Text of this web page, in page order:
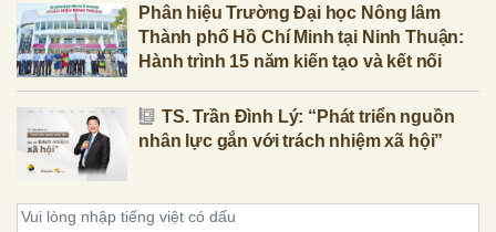
Phân hiệu Trường Đại học Nông lâm
Thành phố Hồ Chí Minh tại Ninh Thuận:
Hành trình 15 năm kiến tạo và kết nối
TS. Trần Đình Lý: “Phát triển nguồn
nhân lực gắn với trách nhiệm xã hội”